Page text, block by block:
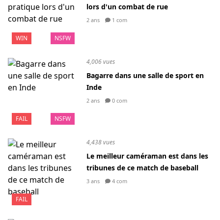
WIN NSFW
lors d'un combat de rue
2 ans 1 com
FAIL NSFW
4,006 vues
Bagarre dans une salle de sport en
Inde
2 ans 0 com
FAIL
4,438 vues
Le meilleur caméraman est dans les
tribunes de ce match de baseball
3 ans 4 com